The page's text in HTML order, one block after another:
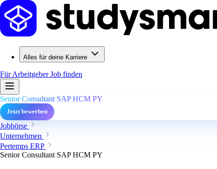
Alles für deine Karriere
Für ArbeitgeberJob finden
Senior Consultant SAP HCM PY
Jetzt bewerben
Jobbörse
Unternehmen
Pertemps ERP
Senior Consultant SAP HCM PY